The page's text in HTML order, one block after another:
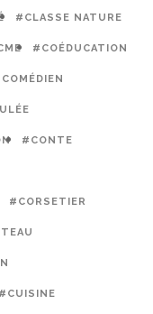
#CLASSE NATURE
#COÉDUCATION
#CONTE
#CORSETIER
#CUISINE